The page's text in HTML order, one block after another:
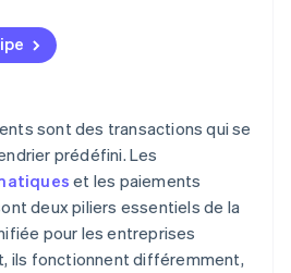
sont des transactions qui se
prédéfini. Les
et les paiements
deux piliers essentiels de la
pour les entreprises
ils fonctionnent différemment,